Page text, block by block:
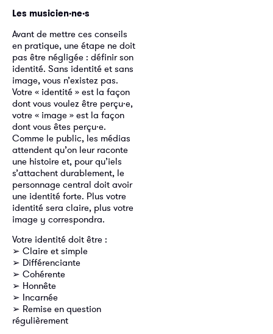
Les musicien·ne·s
Avant de mettre ces conseils
en pratique, une étape ne doit
pas être négligée : définir son
identité. Sans identité et sans
image, vous n’existez pas.
Votre « identité » est la façon
dont vous voulez être perçu·e,
votre « image » est la façon
dont vous êtes perçu·e.
Comme le public, les médias
attendent qu’on leur raconte
une histoire et, pour qu’iels
s’attachent durablement, le
personnage central doit avoir
une identité forte. Plus votre
identité sera claire, plus votre
image y correspondra.
Votre identité doit être :
➢ Claire et simple
➢ Différenciante
➢ Cohérente
➢ Honnête
➢ Incarnée
➢ Remise en question
régulièrement